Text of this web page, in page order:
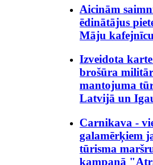
Aicinām
ēdinātājus
Māju
Izveidota
brošūra
mantojuma
Latvijā un
Carnikava -
galamērķiem
tūrisma
kampaņā